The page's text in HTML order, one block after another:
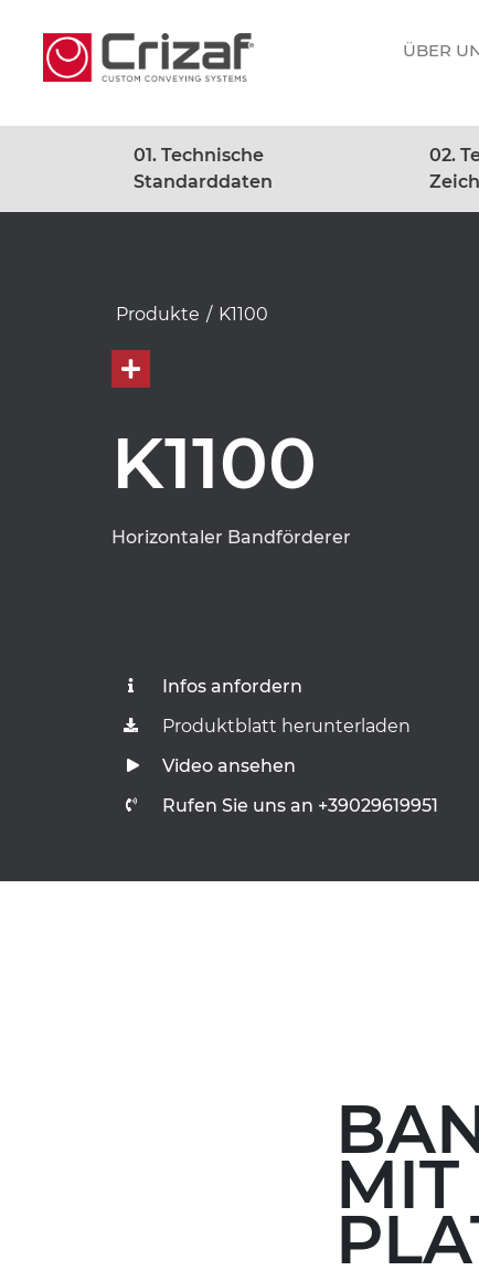
ÜBER
01. Technische
Standarddaten
02.
Produkte / K1100
K1100
Horizontaler Bandförderer
Infos anfordern
Produktblatt herunterladen
Video ansehen
Rufen Sie uns an +39029619951
MIT